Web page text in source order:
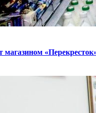
магазином